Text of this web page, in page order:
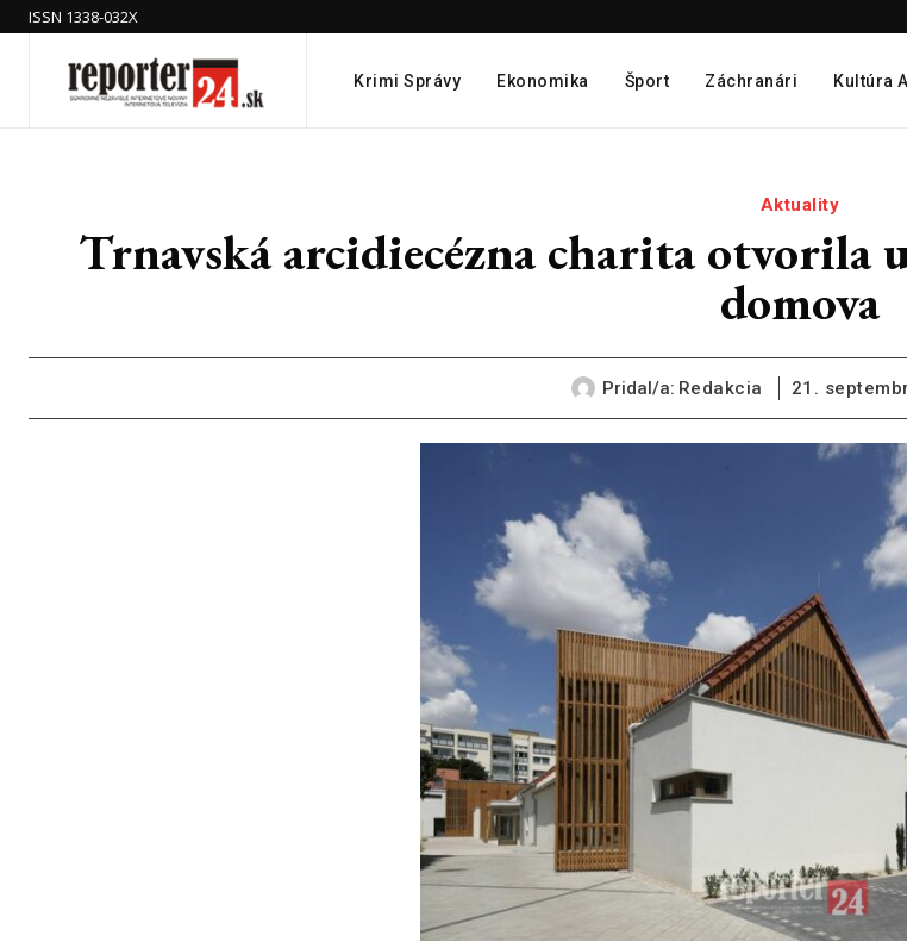
ISSN 1338-032X
Krimi Správy Ekonomika Šport Záchranári Kultúra
Aktuality
Trnavská arcidiecézna charita
domova
Pridal/a: Redakcia 21.